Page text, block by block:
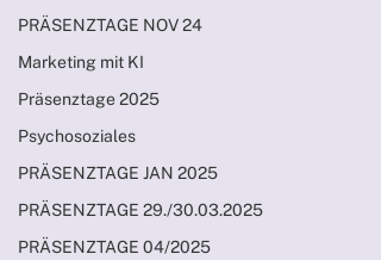
PRÄSENZTAGE NOV 24
Marketing mit KI
Präsenztage 2025
Psychosoziales
PRÄSENZTAGE JAN 2025
PRÄSENZTAGE 29./30.03.2025
PRÄSENZTAGE 04/2025